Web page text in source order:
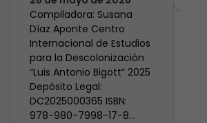
Compiladora: Susana
Díaz Aponte Centro
Internacional de Estudios
para la Descolonización
“Luis Antonio Bigott” 2025
Depósito Legal:
DC2025000365 ISBN:
978-980-7998-17-8…